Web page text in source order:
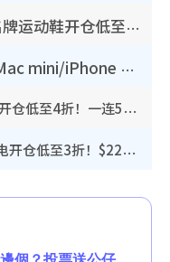
开仓优惠 | 尖沙咀海港城名牌运动鞋开仓低至1折！On鞋$899起/Joy&Peace鞋履$98起
丰泽优惠劲减低至44折！Mac mini/iPhone 17 Pro大减价！厨房家电$220起
开仓优惠｜尖沙咀名牌行李箱开仓低至4折！一连5日 American Tourister/ace./Hallmark $200起
厨具开仓｜特福Tefal厨具/家电开仓低至3折！$220起买平底锅/炒锅/汤锅！电饭煲/吸尘器/挂烫机$418起